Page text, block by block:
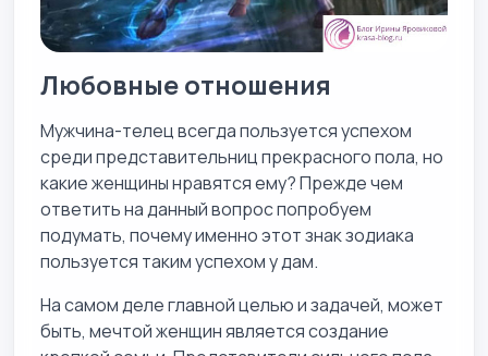
Любовные отношения
Мужчина-телец всегда пользуется успехом
среди представительниц прекрасного пола, но
какие женщины нравятся ему? Прежде чем
ответить на данный вопрос попробуем
подумать, почему именно этот знак зодиака
пользуется таким успехом у дам.
На самом деле главной целью и задачей, может
быть, мечтой женщин является создание